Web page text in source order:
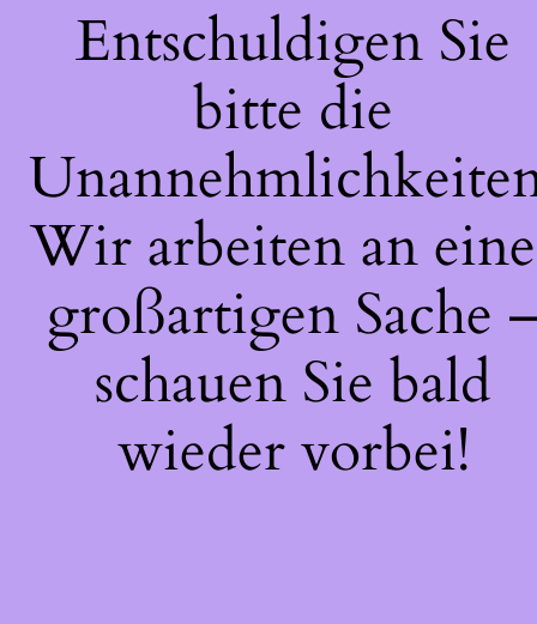
Entschuldigen Sie
bitte die
Wir arbeiten an
großartigen Sache
schauen Sie bald
wieder vorbei!